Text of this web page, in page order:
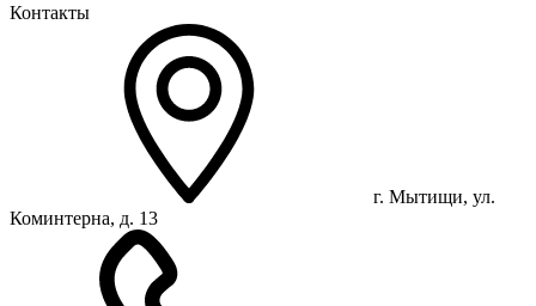
Контакты
г. Мытищи, ул.
Коминтерна, д. 13